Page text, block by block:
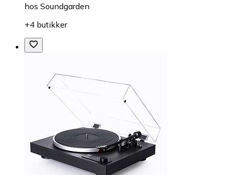
hos Soundgarden
+4 butikker